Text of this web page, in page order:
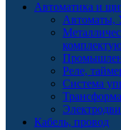
Автоматика и
Автоматы,
Реле,
Система
Кабель, провод